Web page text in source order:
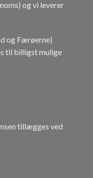
og vi leverer
og Færøerne)
til billigst mulige
tillægges ved